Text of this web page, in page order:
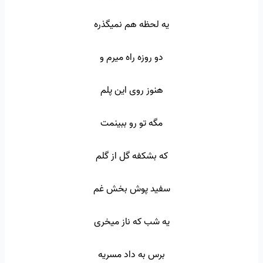
یه لحظه هم نمیگذره
دو روزه راه میرم و
هنوز روی این پلم
مگه تو رو ببینمت
که بشکفه گل از گلم
سفید پوش بخش غم
یه شب که ناز میخری
برس به داد مسریه